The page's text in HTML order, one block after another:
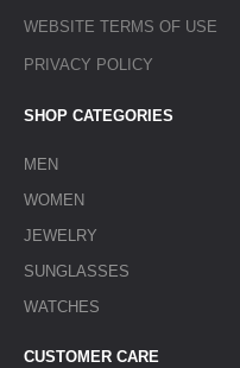
WEBSITE TERMS OF USE
PRIVACY POLICY
SHOP CATEGORIES
MEN
WOMEN
JEWELRY
SUNGLASSES
WATCHES
CUSTOMER CARE